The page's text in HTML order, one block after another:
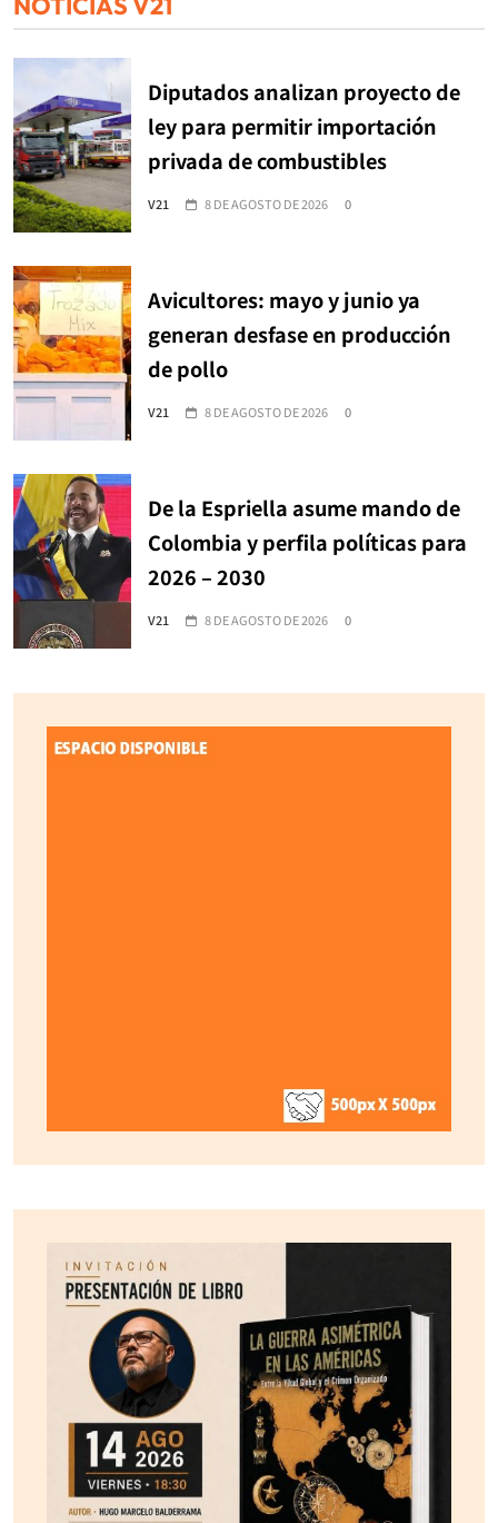
Diputados analizan proyecto de
ley para permitir importación
privada de combustibles
V21 8 DE AGOSTO DE 2026 0
Avicultores: mayo y junio ya
generan desfase en producción
de pollo
V21 8 DE AGOSTO DE 2026 0
De la Espriella asume mando de
Colombia y perfila políticas para
2026 – 2030
V21 8 DE AGOSTO DE 2026 0